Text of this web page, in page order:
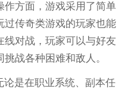
作方面，游戏采用了简单
过传奇类游戏的玩家也能
对战，玩家可以与好友
战各种困难和敌人。
是在职业系统、副本任